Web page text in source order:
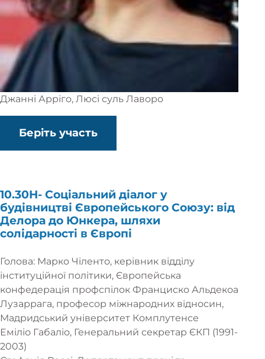
Джанні Арріго, Люсі суль Лаворо
Беріть участь
10.30H- Соціальний діалог у
будівництві Європейського Союзу: від
Делора до Юнкера, шляхи
солідарності в Європі
Голова: Марко Чіленто, керівник відділу
інституційної політики, Європейська
конфедерація профспілок Франциско Альдекоа
Лузаррага, професор міжнародних відносин,
Мадридський університет Комплутенсе
Еміліо Габаліо, Генеральний секретар ЄКП (1991-
2003)